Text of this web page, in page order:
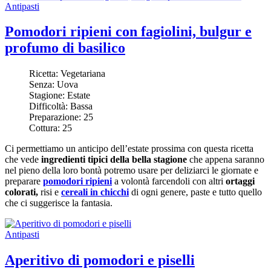
Antipasti
Pomodori ripieni con fagiolini, bulgur e
profumo di basilico
Ricetta: Vegetariana
Senza: Uova
Stagione: Estate
Difficoltà: Bassa
Preparazione: 25
Cottura: 25
Ci permettiamo un anticipo dell’estate prossima con questa ricetta
che vede ingredienti tipici della bella stagione che appena saranno
nel pieno della loro bontà potremo usare per deliziarci le giornate e
preparare pomodori ripieni a volontà farcendoli con altri ortaggi
colorati, risi e cereali in chicchi di ogni genere, paste e tutto quello
che ci suggerisce la fantasia.
Antipasti
Aperitivo di pomodori e piselli